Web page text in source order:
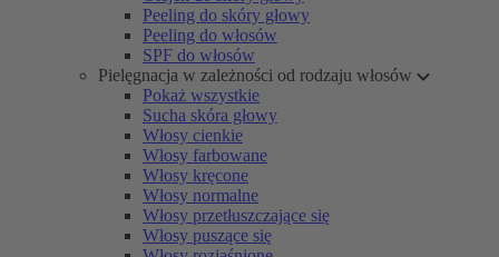
Peeling do skóry głowy
Peeling do włosów
SPF do włosów
Pielęgnacja w zależności od rodzaju włosów
Pokaż wszystkie
Sucha skóra głowy
Włosy cienkie
Włosy farbowane
Włosy kręcone
Włosy normalne
Włosy przetłuszczające się
Włosy puszące się